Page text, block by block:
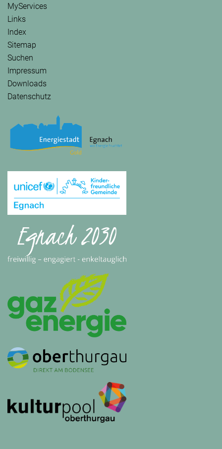
MyServices
Links
Index
Sitemap
Suchen
Impressum
Downloads
Datenschutz